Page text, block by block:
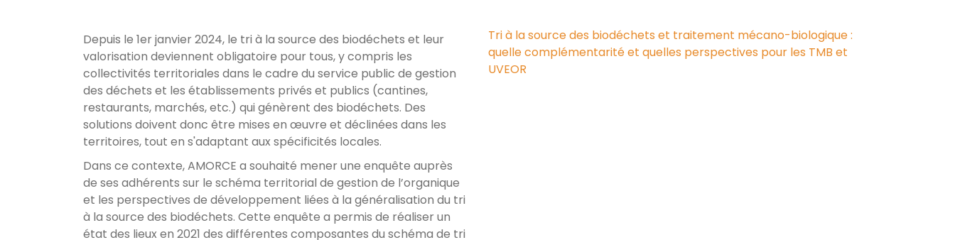
Depuis le 1er janvier 2024, le tri à la source des biodéchets et leur
valorisation deviennent obligatoire pour tous, y compris les
collectivités territoriales dans le cadre du service public de gestion
des déchets et les établissements privés et publics (cantines,
restaurants, marchés, etc.) qui génèrent des biodéchets. Des
solutions doivent donc être mises en œuvre et déclinées dans les
territoires, tout en s'adaptant aux spécificités locales.
Dans ce contexte, AMORCE a souhaité mener une enquête auprès
de ses adhérents sur le schéma territorial de gestion de l’organique
et les perspectives de développement liées à la généralisation du tri
à la source des biodéchets. Cette enquête a permis de réaliser un
état des lieux en 2021 des différentes composantes du schéma de tri
Tri à la source des biodéchets et traitement mécano-biologique :
quelle complémentarité et quelles perspectives pour les TMB et
UVEOR